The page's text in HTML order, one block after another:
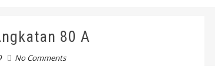
80 A
No Comments